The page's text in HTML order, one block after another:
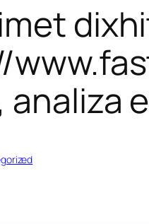
analiza